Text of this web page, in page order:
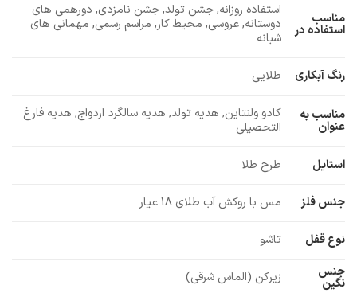
مناسب
استفاده در
استفاده روزانه, جشن تولد, جشن نامزدی, دورهمی های
دوستانه, عروسی, محیط کار, مراسم رسمی, مهمانی های
شبانه
رنگ آبکاری طلایی
مناسب به
عنوان
کادو ولنتاین, هدیه تولد, هدیه سالگرد ازدواج, هدیه فارغ
التحصیلی
استایل طرح طلا
جنس فلز مس با روکش آب طلای 18 عیار
نوع قفل
تاشو
جنس
نگین زیرکن (الماس شرقی)